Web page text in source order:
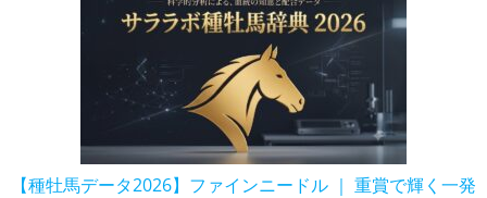
【種牡馬データ2026】ファインニードル ｜ 重賞で輝く一発